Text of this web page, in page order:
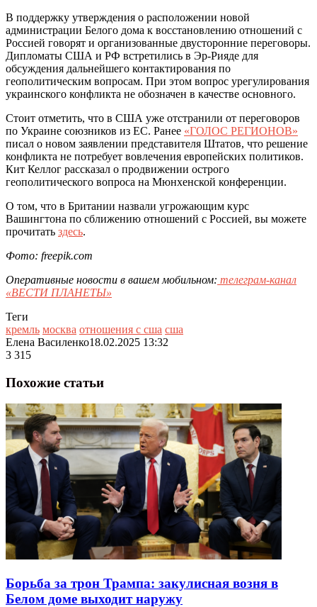
В поддержку утверждения о расположении новой
администрации Белого дома к восстановлению отношений с
Россией говорят и организованные двусторонние переговоры.
Дипломаты США и РФ встретились в Эр-Рияде для
обсуждения дальнейшего контактирования по
геополитическим вопросам. При этом вопрос урегулирования
украинского конфликта не обозначен в качестве основного.
Стоит отметить, что в США уже отстранили от переговоров
по Украине союзников из ЕС. Ранее «ГОЛОС РЕГИОНОВ»
писал о новом заявлении представителя Штатов, что решение
конфликта не потребует вовлечения европейских политиков.
Кит Келлог рассказал о продвижении острого
геополитического вопроса на Мюнхенской конференции.
О том, что в Британии назвали угрожающим курс
Вашингтона по сближению отношений с Россией, вы можете
прочитать здесь.
Фото: freepik.com
Оперативные новости в вашем мобильном: телеграм-канал
«ВЕСТИ ПЛАНЕТЫ»
Теги
кремль москва отношения с сша сша
Елена Василенко18.02.2025 13:32
3 315
Похожие статьи
Борьба за трон Трампа: закулисная возня в
Белом доме выходит наружу